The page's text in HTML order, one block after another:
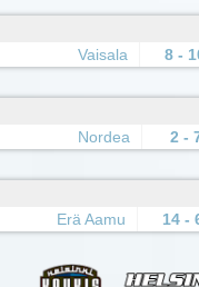
Vaisala 8 -
Nordea 2 -
Erä Aamu 14 -